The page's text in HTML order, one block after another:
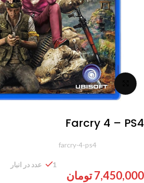
برای بزرگنمایی کلیک کنید
Farcry 4 – PS4
farcry-4-ps4
7,450,000تومان
1 عدد در انبار